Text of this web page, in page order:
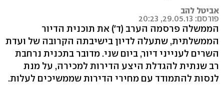
אביטל להב
פורסם: 29.05.13, 20:23
הממשלה פרסמה הערב (ד') את תוכנית הדיור
הממשלתית, שתעלה לדיון בישיבתה הקרובה של ועדת
השרים לענייני דיור, ביום שני. מדובר בתכנית נרחבת
רב שנתית להגדלת היצע הדירות למכירה, על מנת
לנסות להתמודד עם מחירי הדירות שממשיכים לעלות.